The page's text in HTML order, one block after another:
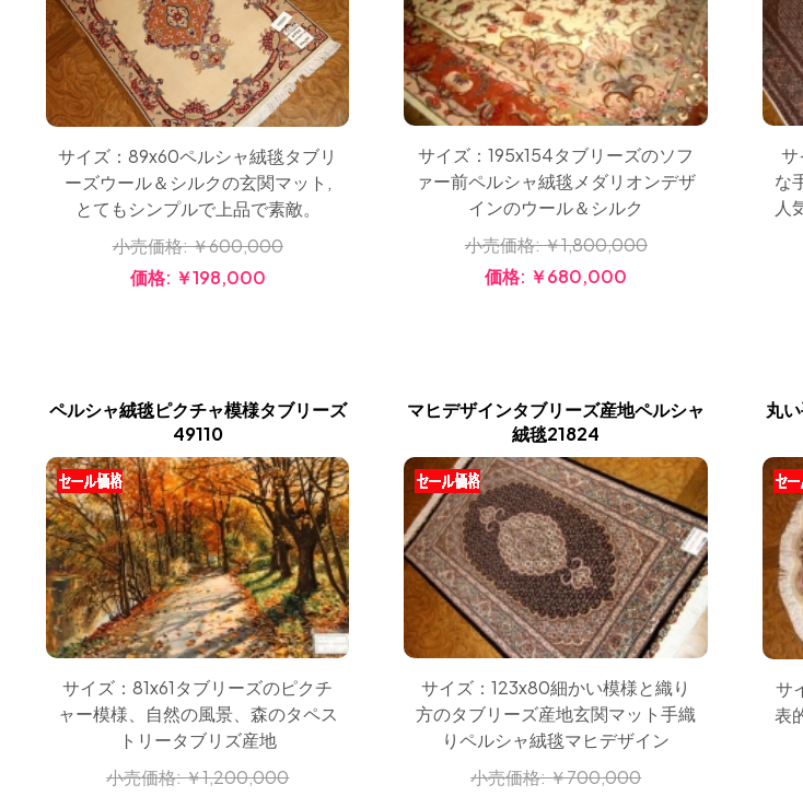
サイズ：89x60ペルシャ絨毯タブリ
ーズウール＆シルクの玄関マット,
とてもシンプルで上品で素敵。
小売価格:￥600,000
価格: ￥198,000
サイズ：195x154タブリーズのソフ
ァー前ペルシャ絨毯メダリオンデザ
インのウール＆シルク
小売価格:￥1,800,000
価格: ￥680,000
サ
な
人
ペルシャ絨毯ピクチャ模様タブリーズ
49110
サイズ：81x61タブリーズのピクチ
ャー模様、自然の風景、森のタペス
トリータブリズ産地
小売価格:￥1,200,000
マヒデザインタブリーズ産地ペルシャ
絨毯21824
サイズ：123x80細かい模様と織り
方のタブリーズ産地玄関マット手織
りペルシャ絨毯マヒデザイン
小売価格:￥700,000
丸
サ
表